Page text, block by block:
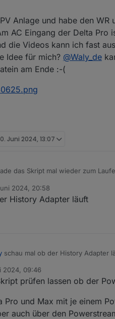
Anlage und habe den
AC Eingang der Delta
die Videos kann ich fast
Idee für mich? @Waly_de
am Ende :-(
Juni 2024, 13:07
das Skript mal wieder zum
diesen Fehler weg?
info script.js.Ecoflow.DL:
2024, 20:58
History Adapter läuft
schau mal ob der History Adapter
2024, 09:46
prüfen lassen ob der
Pro und Max mit je einem
auch über den